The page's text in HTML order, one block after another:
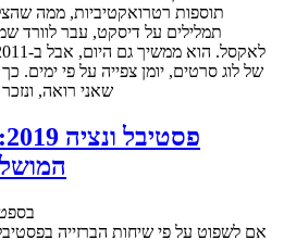
תוספות רטרואקטיביות, ממה
תמלילים על דיסקט, עבר לוורד
של לוג סרטים, יומן צפייה על פי ימים.
שאני רואה,
2